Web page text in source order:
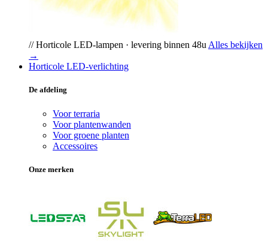
// Horticole LED-lampen · levering binnen 48u Alles bekijken
→
Horticole LED-verlichting
De afdeling
Voor terraria
Voor plantenwanden
Voor groene planten
Accessoires
Onze merken